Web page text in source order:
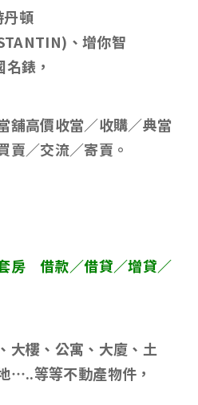
丹頓
、增你智
錶，
舖高價收當／收購／典當
賣／交流／寄賣。
房 借款／借貸／增貸／
大樓、公寓、大廈、土
…..等等不動產物件，